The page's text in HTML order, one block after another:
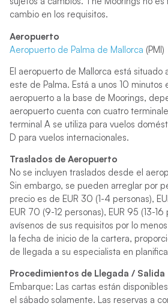
cambio en los requisitos.
Aeropuerto
Aeropuerto de Palma de Mallorca (PMI)
El aeropuerto de Mallorca está situado
este de Palma. Está a unos 10 minutos
aeropuerto a la base de Moorings,
aeropuerto cuenta con cuatro
terminal A se utiliza para vuelos
D para vuelos internacionales.
Traslados de Aeropuerto
No se incluyen traslados desde el
Sin embargo, se pueden arreglar por
precio es de EUR 30 (1-4 personas),
EUR 70 (9-12 personas), EUR 95 (13-16
avísenos de sus requisitos por lo
la fecha de inicio de la cartera,
de llegada a su especialista en
Procedimientos de Llegada / Salida
Embarque: Las cartas están
el sábado solamente. Las reservas a